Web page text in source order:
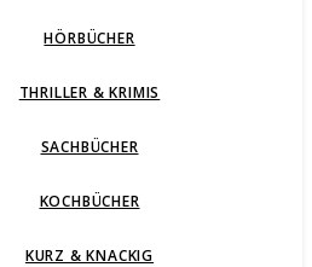
HÖRBÜCHER
THRILLER & KRIMIS
SACHBÜCHER
KOCHBÜCHER
KURZ & KNACKIG